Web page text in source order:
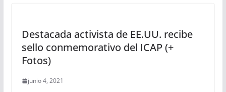
Destacada activista de EE.UU. recibe
sello conmemorativo del ICAP (+
Fotos)
junio 4, 2021